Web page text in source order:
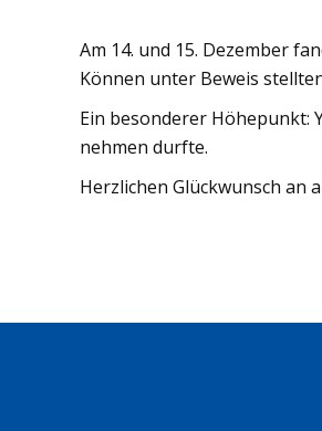
Am 14. und 15. Dezember
Können unter Beweis
Ein besonderer Höhepunkt:
nehmen durfte.
Herzlichen Glückwunsch